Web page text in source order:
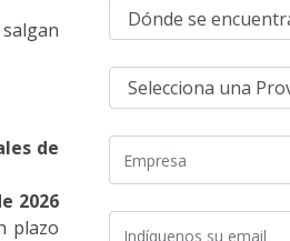
de
2026
plazo